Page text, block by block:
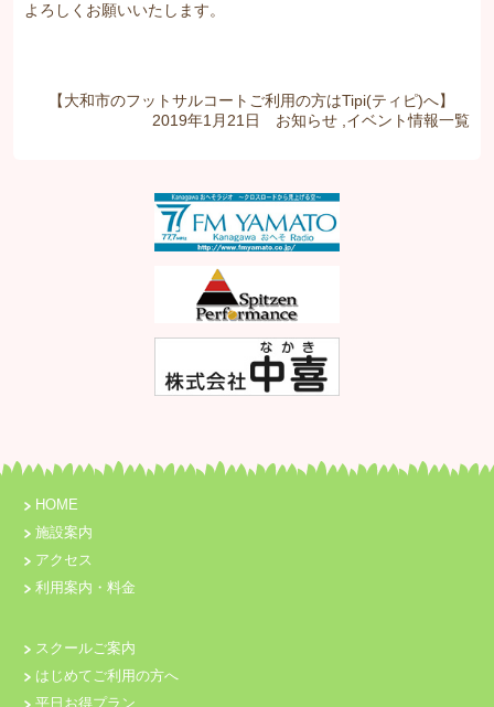
よろしくお願いいたします。
【大和市のフットサルコートご利用の方はTipi(ティピ)へ】
2019年1月21日 お知らせ, イベント情報一覧
HOME
施設案内
アクセス
利用案内・料金
スクールご案内
はじめてご利用の方へ
平日お得プラン